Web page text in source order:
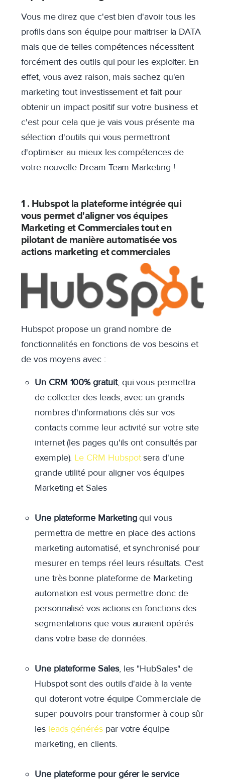
Vous me direz que c'est bien d'avoir tous les
profils dans son équipe pour maitriser la DATA
mais que de telles compétences nécessitent
forcément des outils qui pour les exploiter. En
effet, vous avez raison, mais sachez qu'en
marketing tout investissement et fait pour
obtenir un impact positif sur votre business et
c'est pour cela que je vais vous présente ma
sélection d'outils qui vous permettront
d'optimiser au mieux les compétences de
votre nouvelle Dream Team Marketing !
1 . Hubspot la plateforme intégrée qui
vous permet d'aligner vos équipes
Marketing et Commerciales tout en
pilotant de manière automatisée vos
actions marketing et commerciales
Hubspot propose un grand nombre de
fonctionnalités en fonctions de vos besoins et
de vos moyens avec :
Un CRM 100% gratuit, qui vous permettra
de collecter des leads, avec un grands
nombres d'informations clés sur vos
contacts comme leur activité sur votre site
internet (les pages qu'ils ont consultés par
exemple). Le CRM Hubspotsera d'une
grande utilité pour aligner vos équipes
Marketing et Sales
Une plateforme Marketingqui vous
permettra de mettre en place des actions
marketing automatisé, et synchronisé pour
mesurer en temps réel leurs résultats. C'est
une très bonne plateforme de Marketing
automation est vous permettre donc de
personnalisé vos actions en fonctions des
segmentations que vous auraient opérés
dans votre base de données.
Une plateforme Sales, les "HubSales" de
Hubspot sont des outils d'aide à la vente
qui doteront votre équipe Commerciale de
super pouvoirs pour transformer à coup sûr
les leads généréspar votre équipe
marketing, en clients.
Une plateforme pour gérer le service